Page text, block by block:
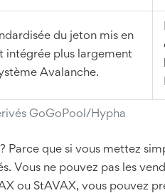
GoGoPool/Hypha
du jeton mis en
intégrée plus largement
Avalanche.
Parce que si vous mettez
Vous ne pouvez pas les
ou StAVAX, vous pouvez